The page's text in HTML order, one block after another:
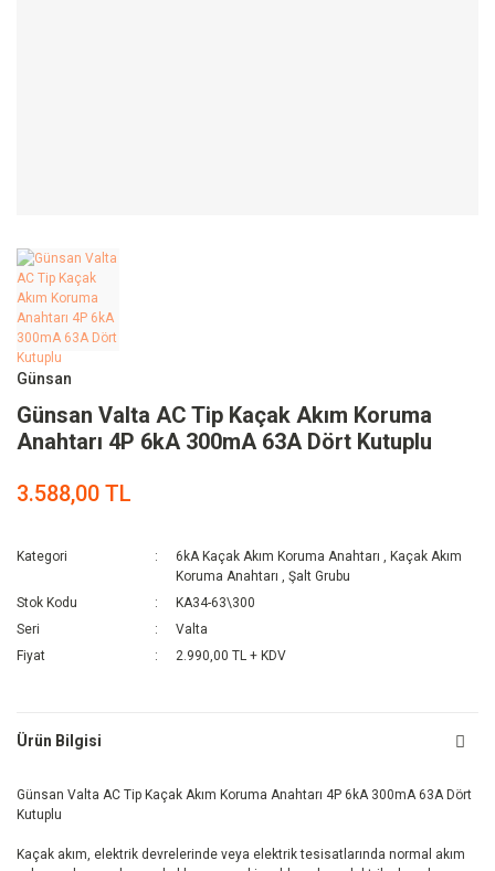
Günsan
Günsan Valta AC Tip Kaçak Akım Koruma
Anahtarı 4P 6kA 300mA 63A Dört Kutuplu
3.588,00 TL
Kategori 6kA Kaçak Akım Koruma Anahtarı , Kaçak Akım
Koruma Anahtarı ,Şalt Grubu
Stok Kodu
KA34-63\300
Seri
Valta
Fiyat
2.990,00 TL + KDV
Ürün Bilgisi
Günsan Valta AC Tip Kaçak Akım Koruma Anahtarı 4P 6kA 300mA 63A Dört
Kutuplu
Kaçak akım, elektrik devrelerinde veya elektrik tesisatlarında normal akım